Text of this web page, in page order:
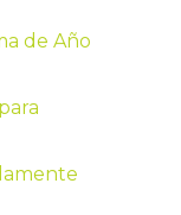
de Año